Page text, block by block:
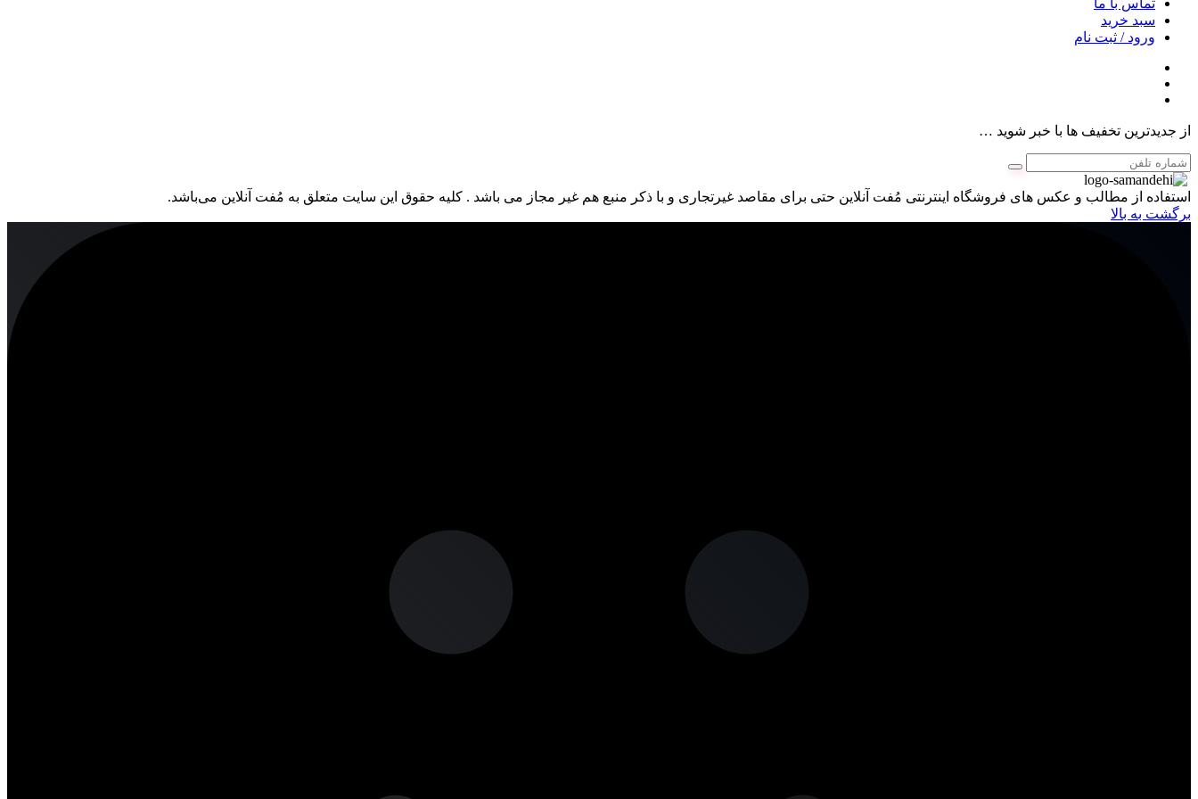
سبد خرید
ورود / ثبت نام
از جدیدترین تخفیف ها با خبر شوید …
استفاده از مطالب و عکس های فروشگاه اینترنتی مُفت آنلاین حتی برای مقاصد غیرتجاری و با ذکر منبع هم غیر مجاز می باشد . کلیه حقوق این سایت متعلق به مُفت آنلاین می‌باشد.
برگشت به بالا